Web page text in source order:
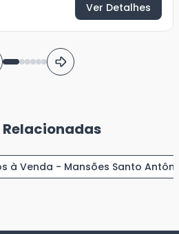
Ver Detalhes
Relacionadas
à Venda - Mansões Santo